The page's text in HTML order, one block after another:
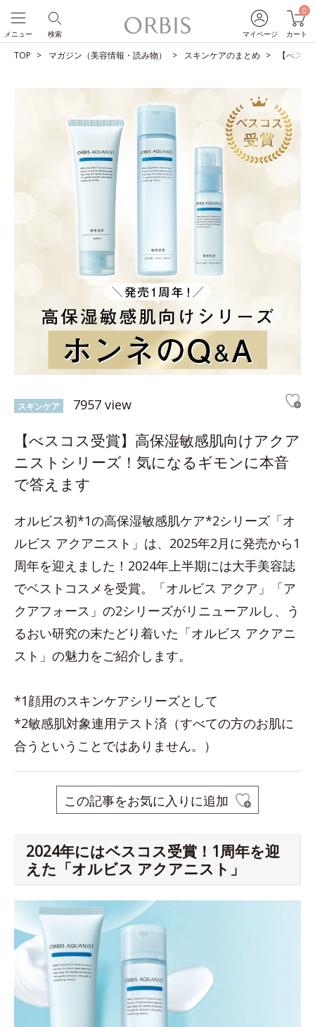
マイページ
0
カート
検索
メニュー
TOP マガジン（美容情報・読み物） スキンケアのまとめ 【べス
スキンケア 7957 view
【べスコス受賞】高保湿敏感肌向けアクア
ニストシリーズ！気になるギモンに本音
で答えます
オルビス初*1の高保湿敏感肌ケア*2シリーズ「オ
ルビス アクアニスト」は、2025年2月に発売から1
周年を迎えました！2024年上半期には大手美容誌
でベストコスメを受賞。「オルビス アクア」「ア
クアフォース」の2シリーズがリニューアルし、う
るおい研究の末たどり着いた「オルビス アクアニ
スト」の魅力をご紹介します。
*1顔用のスキンケアシリーズとして
*2敏感肌対象連用テスト済（すべての方のお肌に
合うということではありません。）
この記事をお気に入りに追加
2024年にはベスコス受賞！1周年を迎
えた「オルビス アクアニスト」